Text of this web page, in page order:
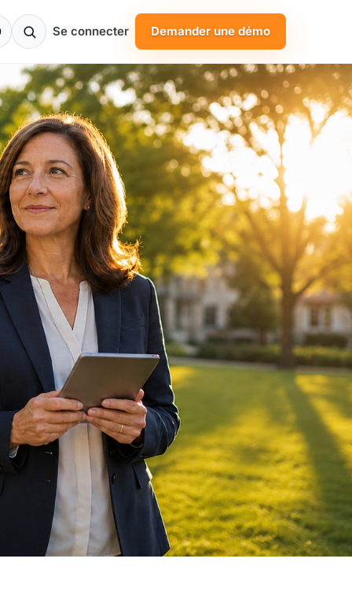
Se connecter Demander une démo